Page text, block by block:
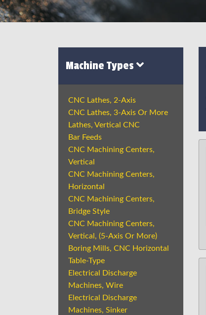
Machine Types
CNC Lathes, 2-Axis
CNC Lathes, 3-Axis Or More
Lathes, Vertical CNC
Bar Feeds
CNC Machining Centers,
Vertical
CNC Machining Centers,
Horizontal
CNC Machining Centers,
Bridge Style
CNC Machining Centers,
Vertical, (5-Axis Or More)
Boring Mills, CNC Horizontal
Table-Type
Electrical Discharge
Machines, Wire
Electrical Discharge
Machines, Sinker